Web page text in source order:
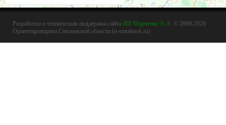
Разработка и техническая поддержка сайта ИП Марченко А.А. © 2009-2026
Ориентировщики Смоленской области (o-smolensk.ru)